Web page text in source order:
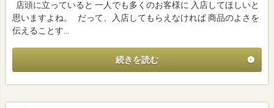
店頭に立っていると 一人でも多くのお客様に 入店してほしいと
思いますよね。 だって、入店してもらえなければ 商品のよさを
伝えることす…
続きを読む